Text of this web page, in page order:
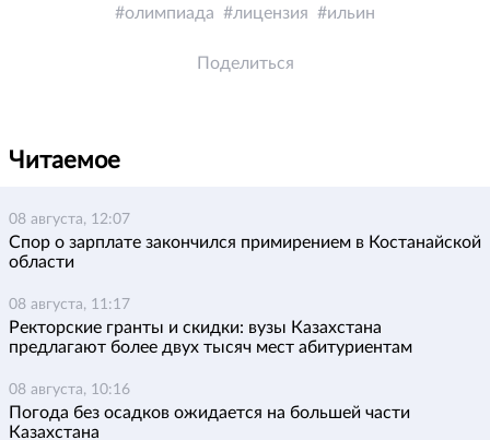
олимпиада лицензия ильин
Поделиться
Читаемое
08 августа, 12:07
Спор о зарплате закончился примирением в Костанайской
области
08 августа, 11:17
Ректорские гранты и скидки: вузы Казахстана
предлагают более двух тысяч мест абитуриентам
08 августа, 10:16
Погода без осадков ожидается на большей части
Казахстана